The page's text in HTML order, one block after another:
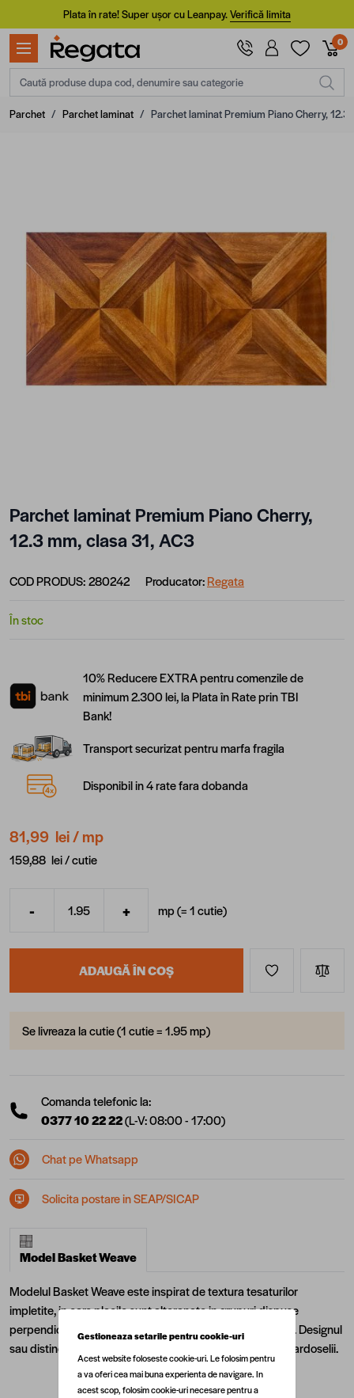
Mergi la ConținutPlata în rate! Super ușor cu Leanpay.Verifică limita
0
Caută produse dupa cod, denumire sau categorie
Parchet / Parchet laminat / Parchet laminat Premium Piano Cherry, 12.3
Parchet laminat Premium Piano Cherry,
12.3 mm, clasa 31, AC3
COD PRODUS:280242 Producator:Regata
În stoc
10% Reducere EXTRA pentru comenzile de
minimum 2.300 lei, la Plata în Rate prin TBI
Bank!
Transport securizat pentru marfa fragila
Disponibil in 4 rate fara dobanda
81,99 lei/ mp
159,88 lei /cutie
Cantitate
- + mp (=1cutie)
ADAUGĂ ÎN COȘ
Se livreaza la cutie (1 cutie = 1.95 mp)
Comanda telefonic la:
0377 10 22 22(L-V: 08:00 - 17:00)
Chat pe Whatsapp
Solicita postare in SEAP/SICAP
Model Basket Weave
Modelul Basket Weave este inspirat de textura tesaturilor
impletite, in care placile sunt alteranate in grupuri dispuse
perpendicular, creeand un joc elegant de forme si directii. Designul
sau distinctiv adauga profunzime si un caracter aparte pardoselii.
Gestioneaza setarile pentru cookie-uri
Acest website foloseste cookie-uri. Le folosim pentru
a va oferi cea mai buna experienta de navigare. In
acest scop, folosim cookie-uri necesare pentru a